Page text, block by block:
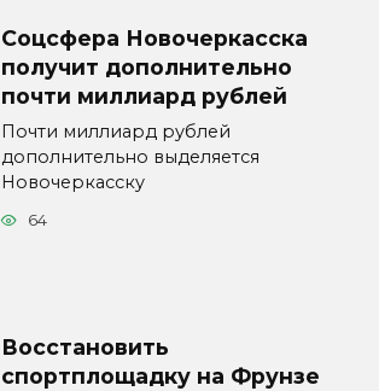
Соцсфера Новочеркасска
получит дополнительно
почти миллиард рублей
Почти миллиард рублей
дополнительно выделяется
Новочеркасску
64
Восстановить
спортплощадку на Фрунзе